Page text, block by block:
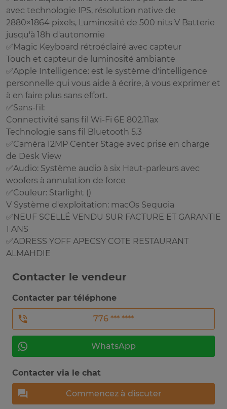
avec technologie IPS, résolution native de
2880×1864 pixels, Luminosité de 500 nits V Batterie
jusqu'à 18h d'autonomie
✅Magic Keyboard rétroéclairé avec capteur
Touch et capteur de luminosité ambiante
✅Apple Intelligence: est le système d'intelligence
personnelle qui vous aide à écrire, à vous exprimer et
à en faire plus sans effort.
✅Sans-fil:
Connectivité sans fil Wi-Fi 6E 802.11ax
Technologie sans fil Bluetooth 5.3
✅Caméra 12MP Center Stage avec prise en charge
de Desk View
✅Audio: Système audio à six Haut-parleurs avec
woofers à annulation de force
✅Couleur: Starlight ()
V Système d'exploitation: macOs Sequoia
✅NEUF SCELLÉ VENDU SUR FACTURE ET GARANTIE
1 ANS
✅ADRESS YOFF APECSY COTE RESTAURANT
ALMAHDIE
Contacter le vendeur
Contacter par téléphone
776 *** ****
WhatsApp
Contacter via le chat
Commencez à discuter